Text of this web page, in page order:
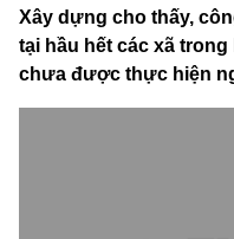
Xây dựng cho thấy,
tại hầu hết các xã
chưa được thực hiện